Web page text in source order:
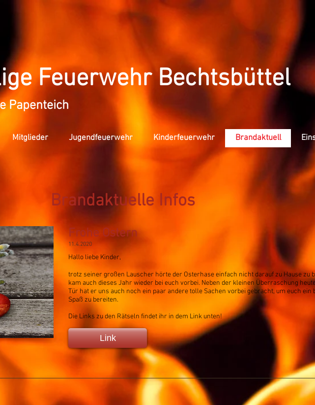
Feuerwehr Bechtsbüttel
Papenteich
Mitglieder Jugendfeuerwehr Kinderfeuerwehr Brandaktuell
Brandaktuelle Infos
Frohe Ostern
11.4.2020
Hallo liebe Kinder,
trotz seiner großen Lauscher hörte der Osterhase einfach nicht darauf zu Hause zu
kam auch dieses Jahr wieder bei euch vorbei. Neben der kleinen Überraschung
Tür hat er uns auch noch ein paar andere tolle Sachen vorbei gebracht, um euch ein
Spaß zu bereiten.
Die Links zu den Rätseln findet ihr in dem Link unten!
Link